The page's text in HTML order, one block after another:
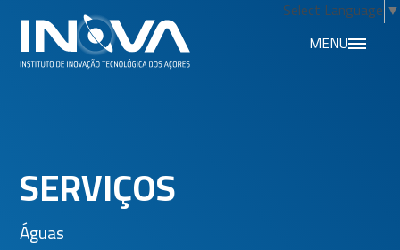
Select Language ▼
MENU
SERVIÇOS
Águas